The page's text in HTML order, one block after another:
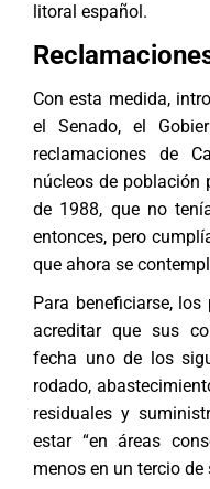
litoral español.
Con esta medida,
el Senado, el
reclamaciones de
núcleos de población
de 1988, que no
entonces, pero
que ahora se
Para beneficiarse,
acreditar que sus
fecha uno de los
rodado,
residuales y
estar “en áreas
menos en un tercio de